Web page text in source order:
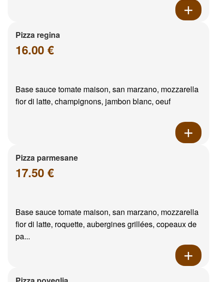
Pizza regina
16.00 €
Base sauce tomate maison, san marzano, mozzarella
fior di latte, champignons, jambon blanc, oeuf
Pizza parmesane
17.50 €
Base sauce tomate maison, san marzano, mozzarella
fior di latte, roquette, aubergines grillées, copeaux de
pa...